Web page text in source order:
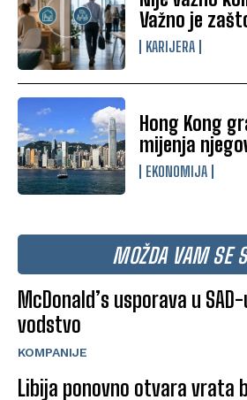
Važno je
KARIJERA
Hong Kong
mijenja
EKONOMIJA
MOŽDA VAM SE
McDonald’s usporava u
vodstvo
KOMPANIJE
Libija ponovno otvara vrata